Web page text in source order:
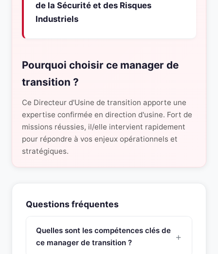
de la Sécurité et des Risques
Industriels
Pourquoi choisir ce manager de
transition ?
Ce Directeur d'Usine de transition apporte une
expertise confirmée en direction d'usine. Fort de
missions réussies, il/elle intervient rapidement
pour répondre à vos enjeux opérationnels et
stratégiques.
Questions fréquentes
Quelles sont les compétences clés de
ce manager de transition ?